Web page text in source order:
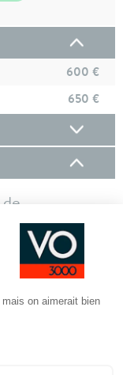
600 €
650 €
à vous
!
financement,
UN